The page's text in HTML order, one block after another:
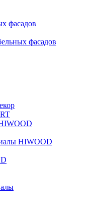
фасадов
фасадов
HIWOOD